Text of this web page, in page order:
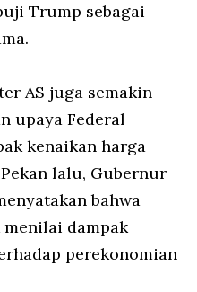
Trump sebagai
AS juga semakin
upaya Federal
kenaikan harga
lalu, Gubernur
bahwa
dampak
perekonomian